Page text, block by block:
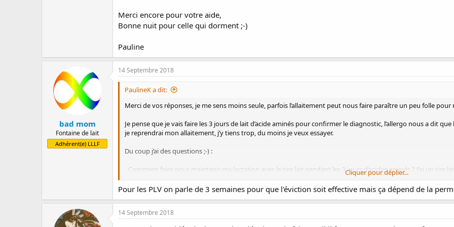
Merci encore pour votre aide,
Bonne nuit pour celle qui dorment ;-)
Pauline
bad mom
Fontaine de lait
Adhérent(e) LLLF
14 Septembre 2018
PaulineK a dit:
Merci de vos réponses, je me sens moins seule, parfois l’allaitement peut nous faire paraître un peu folle
Je pense que je vais faire les 3 jours de lait d’acide aminés pour confirmer le diagnostic, l’allergo nous a dit
je reprendrai mon allaitement, j’y tiens trop, du moins je veux essayer.
Du coup j’ai des questions ;-) :
- Comment faire pour maintenir ma lactation avec le tire lait pendant les 3 jours d’acides aminés ? J’ai un
- Le grand est intolérant gluten/PLV/Soja et pomme de terre. Du coup j’utilise pas mal d’oléagineux pour
- Je vais commencer dès maintenant une éviction plus large pour essayer de viser juste. En plus du régime
Cliquer pour déplier...
Pour les PLV on parle de 3 semaines pour que l'éviction soit effective mais ça dépend de la
14 Septembre 2018